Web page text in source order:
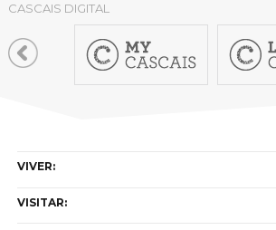
CASCAIS DIGITAL
VIVER:
VISITAR: